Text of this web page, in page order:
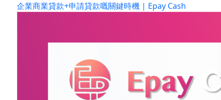
企業商業貸款+申請貸款嘅關鍵時機 | Epay Cash